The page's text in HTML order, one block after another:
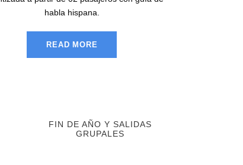
habla hispana.
READ MORE
FIN DE AÑO Y SALIDAS
GRUPALES